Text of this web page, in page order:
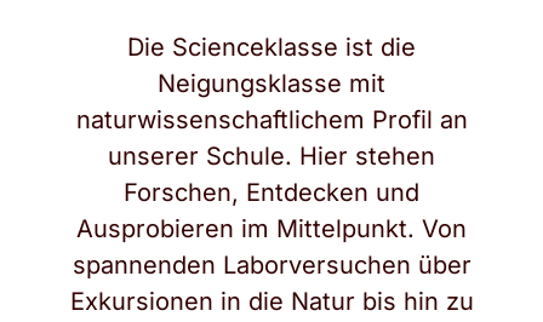
Die Scienceklasse ist die
Neigungsklasse mit
naturwissenschaftlichem Profil an
unserer Schule. Hier stehen
Forschen, Entdecken und
Ausprobieren im Mittelpunkt. Von
spannenden Laborversuchen über
Exkursionen in die Natur bis hin zu